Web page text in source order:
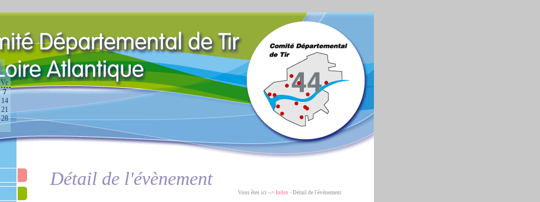
>>
Ve
7
14
21
28
Détail de l'évènement
Vous êtes ici --> Index - Détail de l'évènement